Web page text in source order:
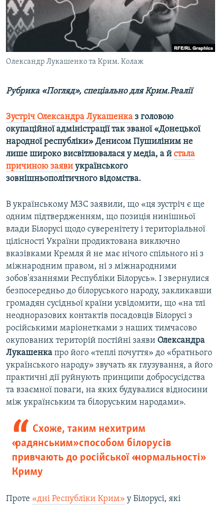
ВІДЕОУРОКИ «ELIFBE»
СВІДЧЕННЯ ОКУПАЦІЇ
УКРАЇНСЬКА ПРОБЛЕМА КРИМУ
ІНФОГРАФІКА
Русский
Qırımtatar
ДОЛУЧАЙСЯ!
Олександр Лукашенко та Крим. Колаж
Рубрика «Погляд», спеціально для Крим.Реалії
Зустріч Олександра Лукашенка з головою
окупаційної адміністрації так званої «Донецької
народної республіки» Денисом Пушиліним не
лише широко висвітлювалася у медіа, а й стала
причиною заяви українського
зовнішньополітичного відомства.
В українському МЗС заявили, що «ця зустріч є ще
одним підтвердженням, що позиція нинішньої
влади Білорусі щодо суверенітету і територіальної
цілісності України продиктована виключно
вказівками Кремля й не має нічого спільного ні з
міжнародним правом, ні з міжнародними
зобов'язаннями Республіки Білорусь». І звернулися
безпосередньо до білоруського народу, закликавши
громадян сусідньої країни усвідомити, що «на тлі
неодноразових контактів посадовців Білорусі з
російськими маріонетками з наших тимчасово
окупованих територій постійні заяви Олександра
Лукашенка про його «теплі почуття» до «братнього
українського народу» звучать як глузування, а його
практичні дії руйнують принципи добросусідства
та взаємної поваги, на яких будувалися відносини
між українським та білоруським народами».
Схоже, таким нехитрим
«радянським» способом білорусів
привчають до російської «нормальності»
Криму
Проте «дні Республіки Крим» у Білорусі, які